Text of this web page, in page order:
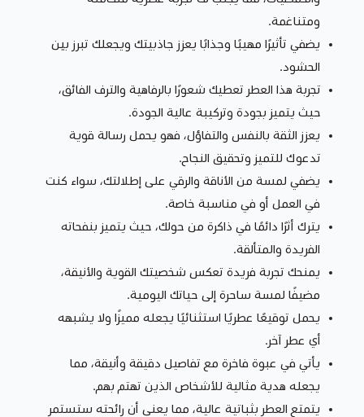
ومتناغمة.
يضفي تأثيرًا مهيبًا وجذابًا يعزز جاذبيتك ويجعلك تبرز بين
الحشود.
تجربة هذا العطر تعطيك شعورًا بالرفاهية والترف الفائق،
حيث يتميز بجودة وتركيبة عالية الجودة.
يعزز الثقة بالنفس والتفاؤل، فهو يحمل رسالة قوية
تدعوك للتميز وتحقيق النجاح.
يضفي لمسة من الأناقة والرقي على إطلالتك، سواء كنت
في العمل أو في مناسبة خاصة.
يترك أثرًا دائمًا في ذاكرة من حولك، حيث يتميز بنفحاته
الفريدة والمتألقة.
يمنحك تجربة فريدة تعكس شخصيتك القوية والأنيقة،
مضيفًا لمسة ساحرة إلى حياتك اليومية.
يحمل توقيعًا عطريًا استثنائيًا يجعله مميزًا ولا يشبهه
أي عطر آخر.
يأتي في عبوة فاخرة مع تفاصيل دقيقة وأنيقة، مما
يجعله هدية مثالية للأشخاص الذين تهتم بهم.
يتمتع العطر بثباتية عالية، مما يعني أن رائحته ستستمر